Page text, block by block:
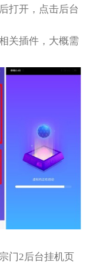
打开，点击后台
关插件，大概需
门2后台挂机页